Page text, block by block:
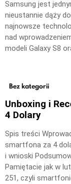
Samsung jest
nieustannie dąży
najnowsze
nad
modeli Galaxy S8
Bez kategorii
Unboxing i
4 Dolary
Spis treści
smartfona za 4
i wnioski
Pamiętacie jak w
251, czyli